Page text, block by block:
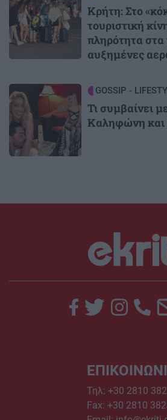
Κρήτη: Στο
τουριστική
πληρότητα στα
αυξημένες
Image GOSSIP -
Τι συμβαίνει
Καληφώνη
Τηλ: +30 2810
Fax: +30 2810